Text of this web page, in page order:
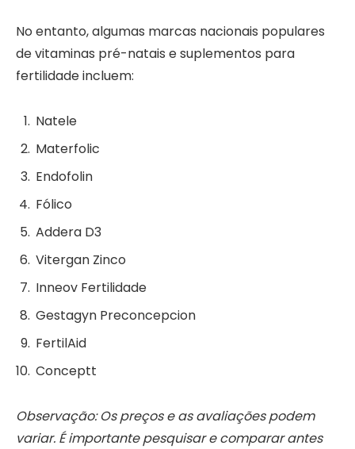
No entanto, algumas marcas nacionais populares
de vitaminas pré-natais e suplementos para
fertilidade incluem:
Natele
Materfolic
Endofolin
Fólico
Addera D3
Vitergan Zinco
Inneov Fertilidade
Gestagyn Preconcepcion
FertilAid
Conceptt
Observação: Os preços e as avaliações podem
variar. É importante pesquisar e comparar antes